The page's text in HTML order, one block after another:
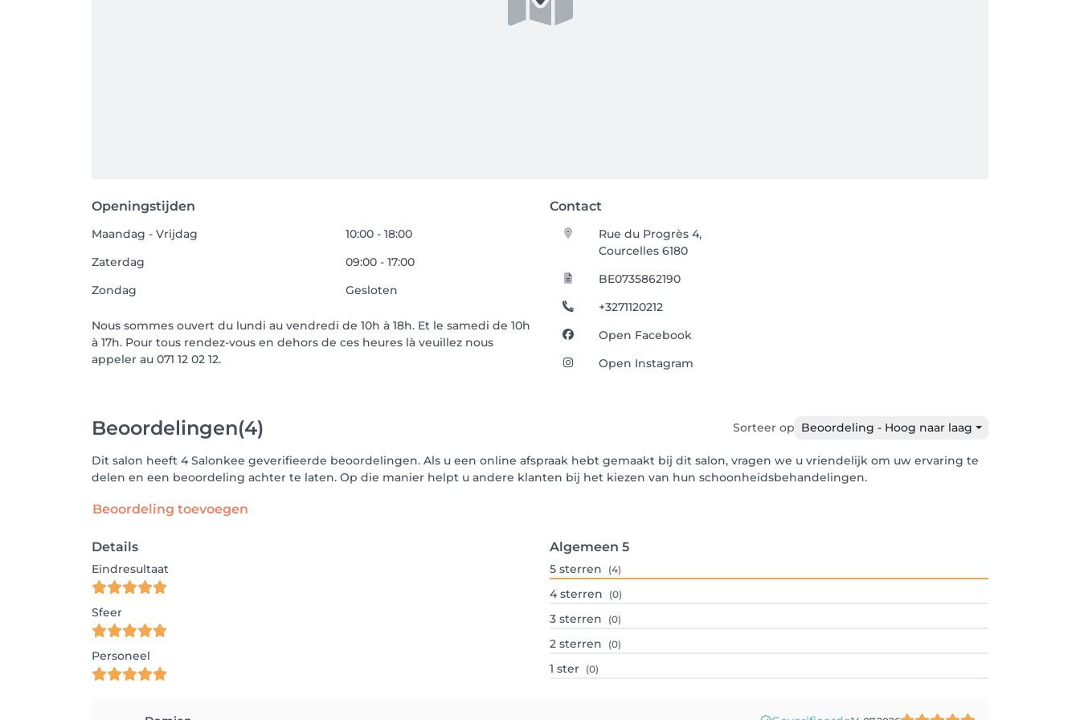
Openingstijden Contact
Maandag - Vrijdag
10:00 - 18:00
Zaterdag
09:00 - 17:00
Zondag
Gesloten
Nous sommes ouvert du lundi au vendredi de 10h à 18h. Et le samedi de 10h
à 17h. Pour tous rendez-vous en dehors de ces heures là veuillez nous
appeler au 071 12 02 12.
Rue du Progrès 4,
Courcelles 6180
BE0735862190
+3271120212
Open Facebook
Open Instagram
Beoordelingen(4) Sorteer op Beoordeling - Hoog naar laag
Dit salon heeft 4 Salonkee geverifieerde beoordelingen. Als u een online afspraak hebt gemaakt bij dit salon, vragen we u vriendelijk om uw ervaring te
delen en een beoordeling achter te laten. Op die manier helpt u andere klanten bij het kiezen van hun schoonheidsbehandelingen.
Beoordeling toevoegen
Details
Eindresultaat
Sfeer
Personeel
Algemeen 5
5 sterren (4)
4 sterren (0)
3 sterren (0)
2 sterren (0)
1 ster (0)